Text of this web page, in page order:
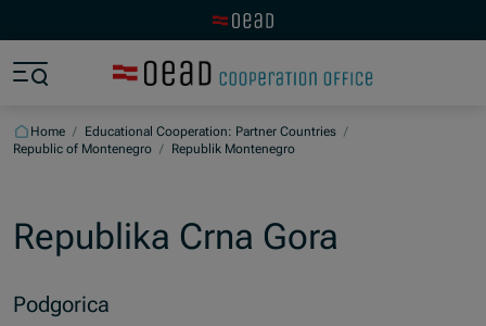
Home / Educational Cooperation: Partner Countries /
Republic of Montenegro / Republik Montenegro
Republika Crna Gora
Podgorica